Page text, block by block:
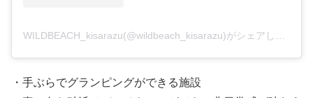
・手ぶらでグランピングができる施設